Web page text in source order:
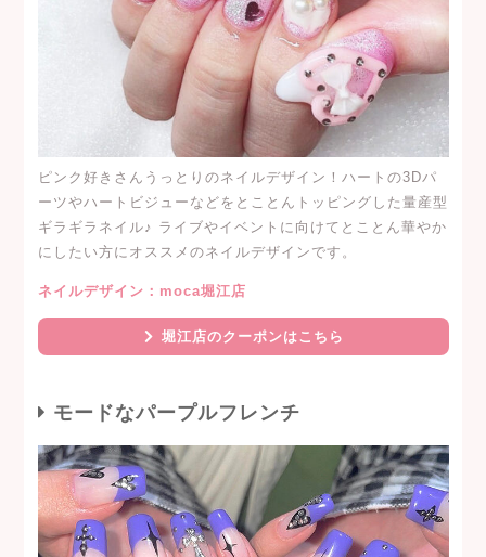
ピンク好きさんうっとりのネイルデザイン！ハートの3Dパ
ーツやハートビジューなどをとことんトッピングした量産型
ギラギラネイル♪ ライブやイベントに向けてとことん華やか
にしたい方にオススメのネイルデザインです。
ネイルデザイン：moca堀江店
堀江店のクーポンはこちら
モードなパープルフレンチ